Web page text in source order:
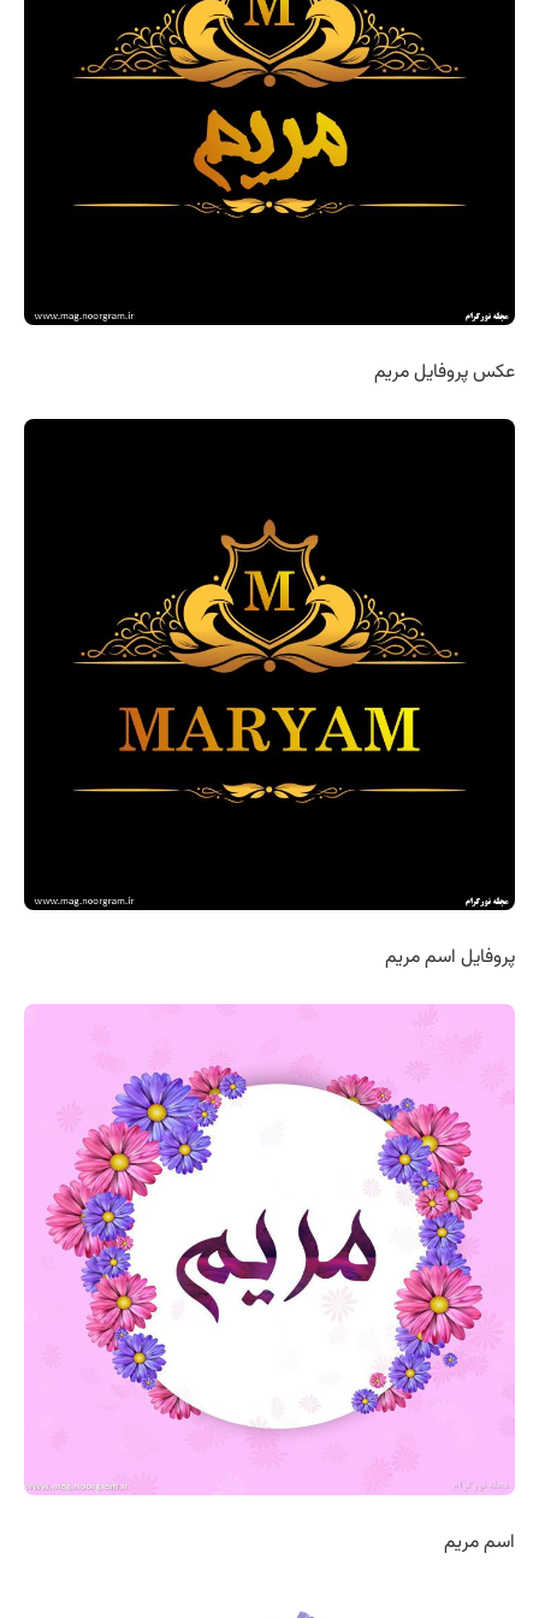
عکس پروفایل مریم
پروفایل اسم مریم
اسم مریم